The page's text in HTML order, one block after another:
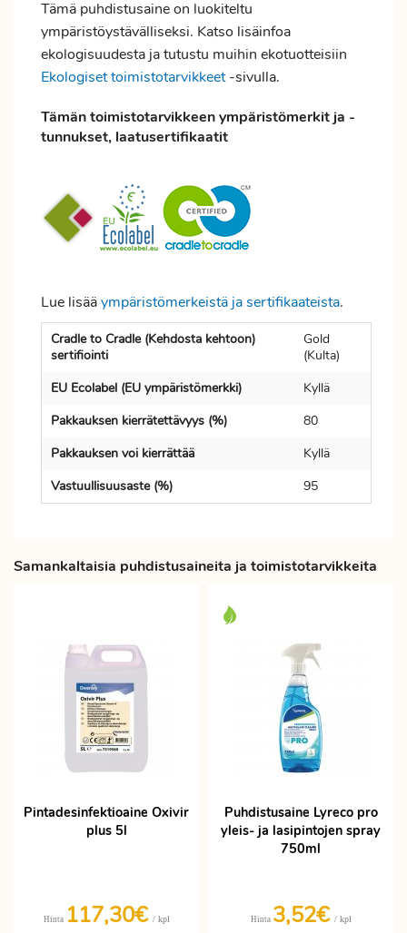
Tämä puhdistusaine on luokiteltu
ympäristöystävälliseksi. Katso lisäinfoa
ekologisuudesta ja tutustu muihin ekotuotteisiin
Ekologiset toimistotarvikkeet-sivulla.
Tämän toimistotarvikkeen ympäristömerkit ja -
tunnukset, laatusertifikaatit
Lue lisääympäristömerkeistä ja sertifikaateista.
Cradle to Cradle (Kehdosta kehtoon)
sertifiointi
Gold
(Kulta)
EU Ecolabel (EU ympäristömerkki)
Kyllä
Pakkauksen kierrätettävyys (%)
80
Pakkauksen voi kierrättää
Kyllä
Vastuullisuusaste (%)
95
Samankaltaisia puhdistusaineita ja toimistotarvikkeita
Pintadesinfektioaine Oxivir
plus 5l
Hinta 117,30€ / kpl
Puhdistusaine Lyreco pro
yleis- ja lasipintojen spray
750ml
Hinta 3,52€ / kpl